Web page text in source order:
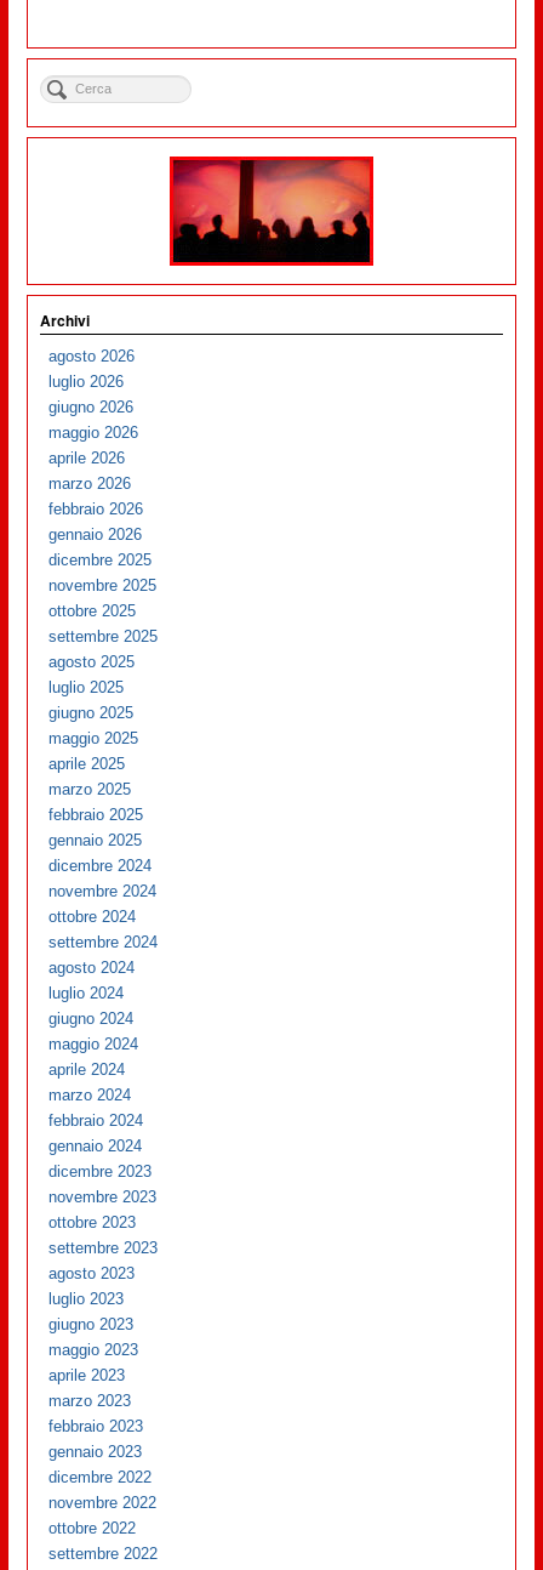
Archivi
agosto 2026
luglio 2026
giugno 2026
maggio 2026
aprile 2026
marzo 2026
febbraio 2026
gennaio 2026
dicembre 2025
novembre 2025
ottobre 2025
settembre 2025
agosto 2025
luglio 2025
giugno 2025
maggio 2025
aprile 2025
marzo 2025
febbraio 2025
gennaio 2025
dicembre 2024
novembre 2024
ottobre 2024
settembre 2024
agosto 2024
luglio 2024
giugno 2024
maggio 2024
aprile 2024
marzo 2024
febbraio 2024
gennaio 2024
dicembre 2023
novembre 2023
ottobre 2023
settembre 2023
agosto 2023
luglio 2023
giugno 2023
maggio 2023
aprile 2023
marzo 2023
febbraio 2023
gennaio 2023
dicembre 2022
novembre 2022
ottobre 2022
settembre 2022